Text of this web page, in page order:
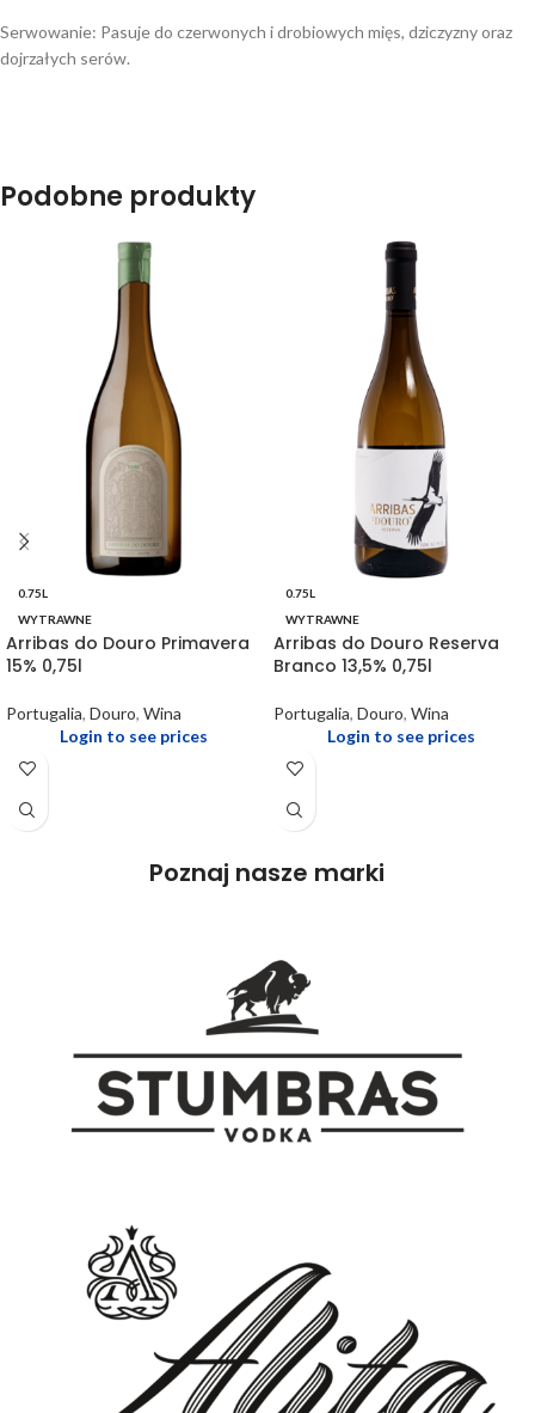
Serwowanie: Pasuje do czerwonych i drobiowych mięs, dziczyzny oraz
dojrzałych serów.
Podobne produkty
0.75L
WYTRAWNE
Arribas do Douro Primavera
15% 0,75l
Portugalia, Douro, Wina
Login to see prices
0.75L
WYTRAWNE
Arribas do Douro Reserva
Branco 13,5% 0,75l
Portugalia, Douro, Wina
Login to see prices
Poznaj nasze marki